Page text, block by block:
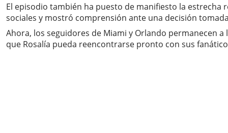
El episodio también ha puesto de manifiesto la
sociales y mostró comprensión ante una decisión
Ahora, los seguidores de Miami y Orlando permanecen
que Rosalía pueda reencontrarse pronto con sus